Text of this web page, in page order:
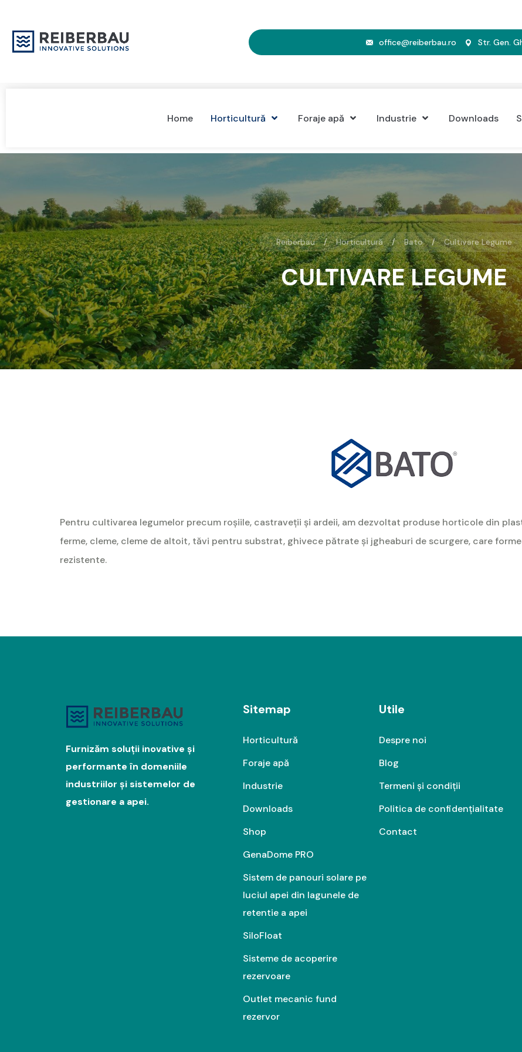
office@reiberbau.ro Str. Gen.
Home Horticultură Foraje apă Industrie Downloads
Reiberbau Horticultură Bato Cultivare Legume
CULTIVARE LEGUME
Pentru cultivarea legumelor precum roșiile, castraveții și ardeii, am dezvoltat produse horticole din
ferme, cleme, cleme de altoit, tăvi pentru substrat, ghivece pătrate și jgheaburi de scurgere, care
rezistente.
Furnizăm soluții inovative și
performante în domeniile
industriilor și sistemelor de
gestionare a apei.
Sitemap
Horticultură
Foraje apă
Industrie
Downloads
Shop
GenaDome PRO
Sistem de panouri solare pe
luciul apei din lagunele de
retentie a apei
SiloFloat
Sisteme de acoperire
rezervoare
Outlet mecanic fund
rezervor
Utile
Despre noi
Blog
Termeni și condiții
Politica de confidențialitate
Contact